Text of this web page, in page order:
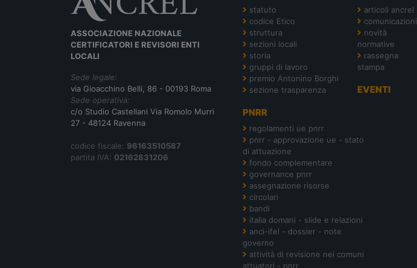
ASSOCIAZIONE NAZIONALE
CERTIFICATORI E REVISORI ENTI
LOCALI
Sede legale:
via Gioacchino Belli, 86 - 00193 Roma
Sede operativa:
c/o Studio Castellani Via Romolo Murri
27 - 48124 Ravenna
codice fiscale: 96163510587
partita IVA: 02162831206
statuto
codice Etico
struttura
sezioni locali
storia
gruppi di lavoro
premio Antonino Borghi
sezione trasparenza
articoli ancrel
comunicazioni
novità
normative
rassegna
stampa
EVENTI
PNRR
regolamenti ue pnrr
pnrr - approvazione ue - stato
di attuazione
fondo complementare
governance pnrr
assegnazione risorse
circolari
bandi
italia domani - slide e relazioni
anci-ifel - dossier - note
governo
attività di revisione nei comuni
attuatori - pnrr